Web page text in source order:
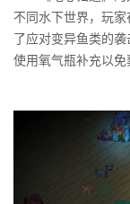
不同水下世界，玩
了应对变异鱼类的
使用氧气瓶补充以免